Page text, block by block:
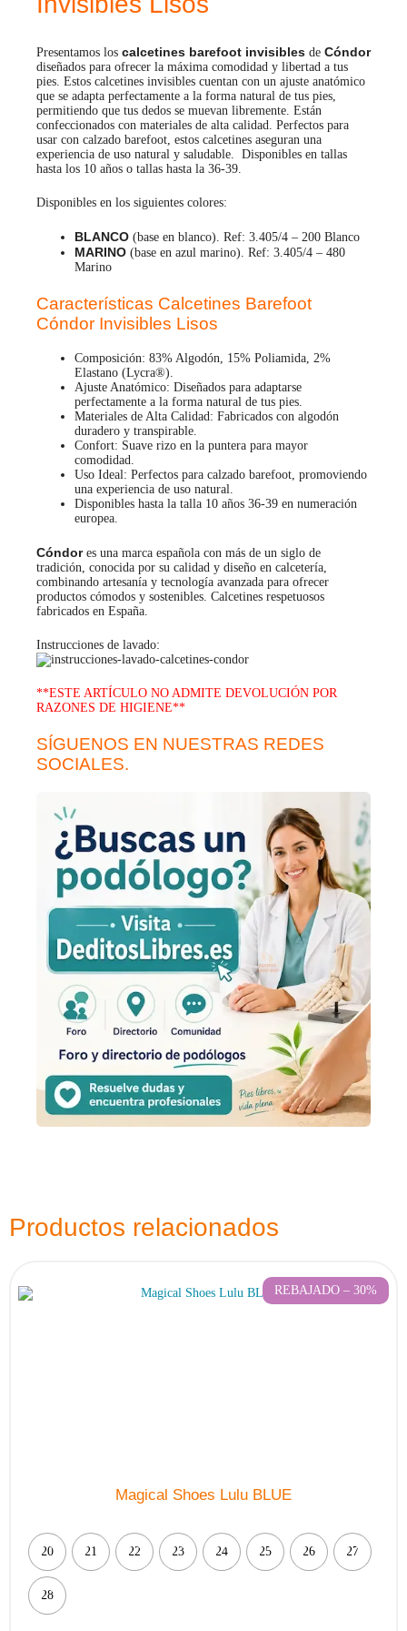
Presentamos los calcetines barefoot invisibles de Cóndor
diseñados para ofrecer la máxima comodidad y libertad a tus
pies. Estos calcetines invisibles cuentan con un ajuste anatómico
que se adapta perfectamente a la forma natural de tus pies,
permitiendo que tus dedos se muevan libremente. Están
confeccionados con materiales de alta calidad. Perfectos para
usar con calzado barefoot, estos calcetines aseguran una
experiencia de uso natural y saludable. Disponibles en tallas
hasta los 10 años o tallas hasta la 36-39.
Disponibles en los siguientes colores:
BLANCO (base en blanco). Ref: 3.405/4 – 200 Blanco
MARINO (base en azul marino). Ref: 3.405/4 – 480
Marino
Características Calcetines Barefoot
Cóndor Invisibles Lisos
Composición: 83% Algodón, 15% Poliamida, 2%
Elastano (Lycra®).
Ajuste Anatómico: Diseñados para adaptarse
perfectamente a la forma natural de tus pies.
Materiales de Alta Calidad: Fabricados con algodón
duradero y transpirable.
Confort: Suave rizo en la puntera para mayor
comodidad.
Uso Ideal: Perfectos para calzado barefoot, promoviendo
una experiencia de uso natural.
Disponibles hasta la talla 10 años 36-39 en numeración
europea.
Cóndores una marca española con más de un siglo de
tradición, conocida por su calidad y diseño en calcetería,
combinando artesanía y tecnología avanzada para ofrecer
productos cómodos y sostenibles. Calcetines respetuosos
fabricados en España.
Instrucciones de lavado:
**ESTE ARTÍCULO NO ADMITE DEVOLUCIÓN POR
RAZONES DE HIGIENE**
SÍGUENOS EN NUESTRAS REDES
SOCIALES.
Productos relacionados
REBAJADO – 30%
Magical Shoes Lulu BLUE
20 21 22 23 24 25 26 27
28